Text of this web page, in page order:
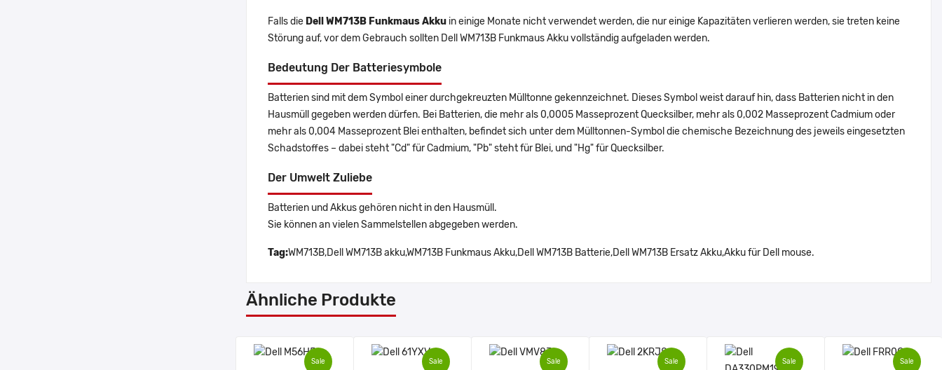
Falls die Dell WM713B Funkmaus Akku in einige Monate nicht verwendet werden, die nur einige Kapazitäten verlieren werden, sie treten keine
Störung auf, vor dem Gebrauch sollten Dell WM713B Funkmaus Akku vollständig aufgeladen werden.
Bedeutung Der Batteriesymbole
Batterien sind mit dem Symbol einer durchgekreuzten Mülltonne gekennzeichnet. Dieses Symbol weist darauf hin, dass Batterien nicht in den
Hausmüll gegeben werden dürfen. Bei Batterien, die mehr als 0,0005 Masseprozent Quecksilber, mehr als 0,002 Masseprozent Cadmium oder
mehr als 0,004 Masseprozent Blei enthalten, befindet sich unter dem Mülltonnen-Symbol die chemische Bezeichnung des jeweils eingesetzten
Schadstoffes – dabei steht "Cd" für Cadmium, "Pb" steht für Blei, und "Hg" für Quecksilber.
Der Umwelt Zuliebe
Batterien und Akkus gehören nicht in den Hausmüll.
Sie können an vielen Sammelstellen abgegeben werden.
Tag:WM713B,Dell WM713B akku,WM713B Funkmaus Akku,Dell WM713B Batterie,Dell WM713B Ersatz Akku,Akku für Dell mouse.
Ähnliche Produkte
Sale Sale Sale Sale Sale Sale